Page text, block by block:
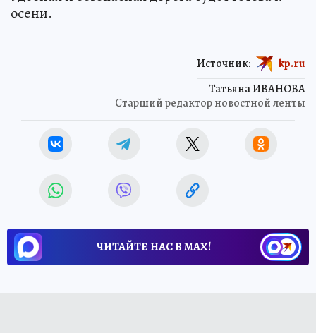
осени.
Татьяна ИВАНОВА
Старший редактор новостной ленты
Источник: kp.ru
ЧИТАЙТЕ НАС В МАХ!